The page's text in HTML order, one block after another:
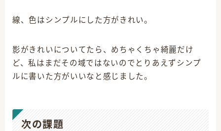
線、色はシンプルにした方がきれい。
影がきれいについてたら、めちゃくちゃ綺麗だけ
ど、私はまだその域ではないのでとりあえずシンプ
ルに書いた方がいいなと感じました。
次の課題